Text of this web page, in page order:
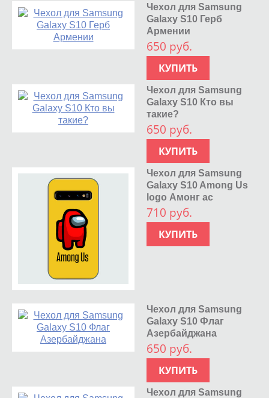
Чехол для Samsung
Galaxy S10 Герб
Армении
650 руб.
КУПИТЬ
Чехол для Samsung
Galaxy S10 Кто вы
такие?
650 руб.
КУПИТЬ
Чехол для Samsung
Galaxy S10 Among Us
logo Амонг ас
710 руб.
КУПИТЬ
Чехол для Samsung
Galaxy S10 Флаг
Азербайджана
650 руб.
КУПИТЬ
Чехол для Samsung